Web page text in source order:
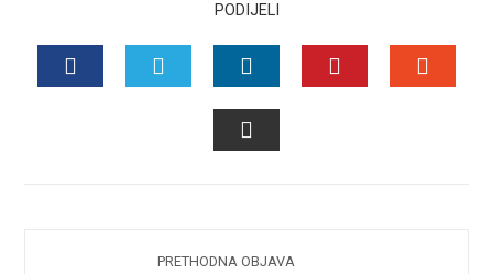
PODIJELI
TWITTERLINKEDIN
PRETHODNA OBJAVA